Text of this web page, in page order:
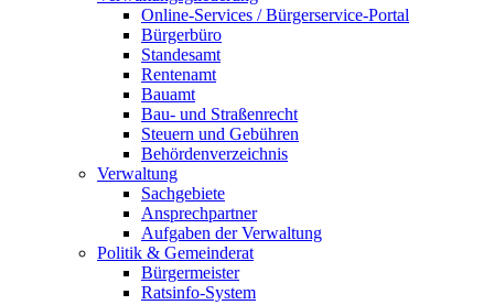
Online-Services / Bürgerservice-Portal
Bürgerbüro
Standesamt
Rentenamt
Bauamt
Bau- und Straßenrecht
Steuern und Gebühren
Behördenverzeichnis
Verwaltung
Sachgebiete
Ansprechpartner
Aufgaben der Verwaltung
Politik & Gemeinderat
Bürgermeister
Ratsinfo-System